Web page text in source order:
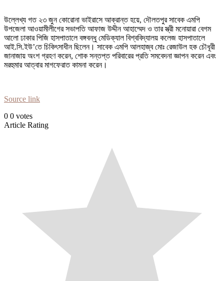
উল্লেখ্য গত ২৩ জুন কোরোনা ভাইরাসে আক্রান্ত হয়ে, দৌলতপুর সাবেক এমপি
উপজেলা আওয়ামীলীগের সভাপতি আফাজ উদ্দীন আহাম্মেদ ও তার স্ত্রী মনোয়ারা বেগম
আলো ঢাকার পিজি হাসপাতালে বঙ্গবন্ধু মেডিক্যাল বিশ্ববিদ্যালয় কলেজ হাসপাতালে
আই.সি.ইউ’তে চিকিৎসাধীন ছিলেন। সাবেক এমপি আলহাজ্ব মোঃ রেজাউল হক চৌধূরী
জানাজায় অংশ গ্রহণ করেন, শোক সন্তপ্ত পরিবারের প্রতি সমবেদনা জ্ঞাপন করেন এবং
মরহুমার আত্বার মাগফেরাত কামনা করেন।
Source link
0 0 votes
Article Rating